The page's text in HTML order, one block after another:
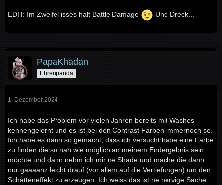
EDIT: Im Zweifel isses halt Battle Damage Und Dreck...
PapaKhadan
Ehrenpanda
1. Dezember 2024
Ich habe das Problem vor vielen Jahren bereits mit Washes
kennengelernt und es ist bei den Contrast Farben immernoch so.
Ich habe es dann so gemacht, dass ich versucht habe eine Farbe
zu finden die so nah wie möglich an meinem Endergebnis sein
möchte und dann nehm ich mir ne Shade und mache die dann
nur gaaaanz leicht drauf (vor allem auf die Vertiefungen) um den
Schatteneffekt zu erzeugen. Ich weiss das ist ne nervige Sache